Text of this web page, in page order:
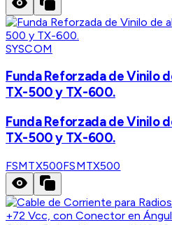
SYSCOM
Funda Reforzada de Vinilo
TX-500 y TX-600.
Funda Reforzada de Vinilo
TX-500 y TX-600.
FSMTX500FSMTX500